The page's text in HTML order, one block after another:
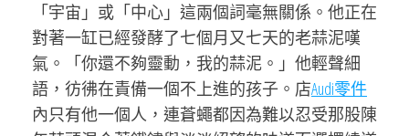
「宇宙」或「中心」這兩個詞毫無關係。他正在
對著一缸已經發酵了七個月又七天的老蒜泥嘆
氣。「你還不夠靈動，我的蒜泥。」他輕聲細
語，彷彿在責備一個不上進的孩子。店Audi零件
內只有他一個人，連蒼蠅都因為難以忍受那股陳